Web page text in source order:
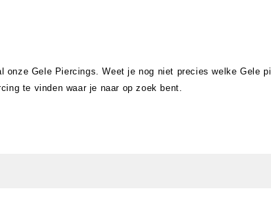
Gele Piercings. Weet je nog niet precies welke Gele
te vinden waar je naar op zoek bent.